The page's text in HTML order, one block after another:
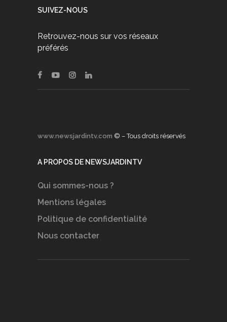
SUIVEZ-NOUS
Retrouvez-nous sur vos réseaux
préférés
www.newsjardintv.com © – Tous droits réservés
A PROPOS DE NEWSJARDINTV
Qui sommes-nous ?
Mentions légales
Politique de confidentialité
Nous contacter